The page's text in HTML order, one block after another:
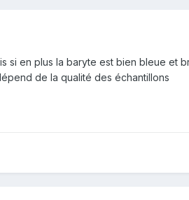
si en plus la baryte est bien bleue et
de la qualité des échantillons